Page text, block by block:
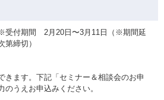
受付期間 2月20日〜3月11日（※期間延
第締切）
きます。下記「セミナー＆相談会のお申
うえお申込みください。